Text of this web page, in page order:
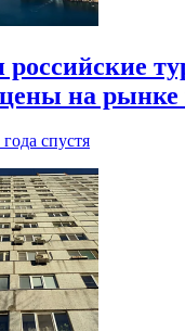
на рынке
года спустя